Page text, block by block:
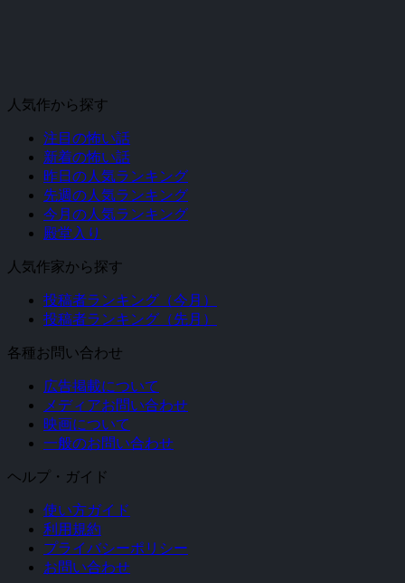
人気作から探す
注目の怖い話
新着の怖い話
昨日の人気ランキング
先週の人気ランキング
今月の人気ランキング
殿堂入り
人気作家から探す
投稿者ランキング（今月）
投稿者ランキング（先月）
各種お問い合わせ
広告掲載について
メディアお問い合わせ
映画について
一般のお問い合わせ
ヘルプ・ガイド
使い方ガイド
利用規約
プライバシーポリシー
お問い合わせ